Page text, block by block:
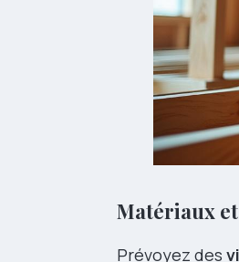
Matériaux et
Prévoyez des